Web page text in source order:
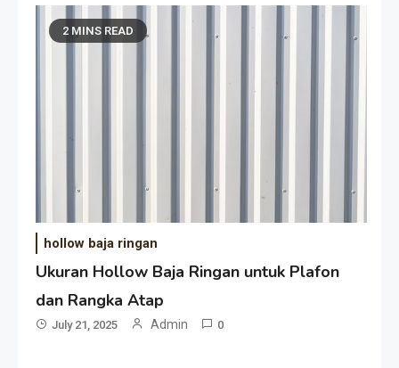
2 MINS READ
hollow baja ringan
Ukuran Hollow Baja Ringan untuk Plafon
dan Rangka Atap
July 21, 2025 Admin 0